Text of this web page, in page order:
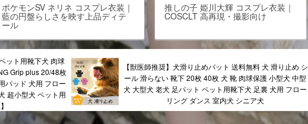
ポケモンSV ネリネ コスプレ衣装｜
藍の円盤らしさを映す上品ディテ
ール
推しの子 姫川大輝 コスプレ衣装｜
COSCLT 高再現・撮影向け
ット用靴下犬 肉球
Grip plus 20/48枚
パッド 犬用 フロー
超小型犬 ペット用
【獣医師推奨】犬滑り止めパット 送料無料 犬 滑り止め シ
ール 滑らない 靴下 20枚 40枚 犬 靴 肉球保護 小型犬 中型
犬 大型犬 老犬 足パット ペット用靴下犬 足裏 犬用 フロー
リング ダンス 室内犬 シニア犬